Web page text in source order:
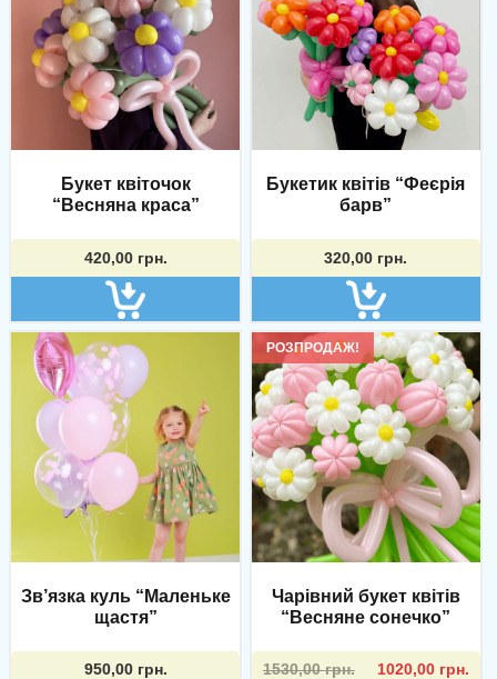
Букет квіточок
“Весняна краса”
420,00 грн.
Букетик квітів “Феєрія
барв”
320,00 грн.
Зв’язка куль “Маленьке
щастя”
950,00 грн.
РОЗПРОДАЖ!
Чарівний букет квітів
“Весняне сонечко”
1530,00грн.
Оригінальна1020,00 грн.
Поточна